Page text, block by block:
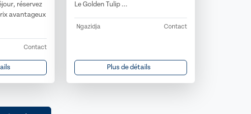
réservez
avantageux
Contact
Le Golden Tulip ...
Ngazidja Contact
Plus de détails